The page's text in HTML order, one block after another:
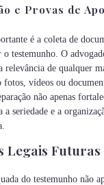
e Provas de
é a coleta de
o testemunho. O
relevância de qualquer
fotos, vídeos ou
não apenas
a seriedade e a
Legais Futuras
do testemunho não